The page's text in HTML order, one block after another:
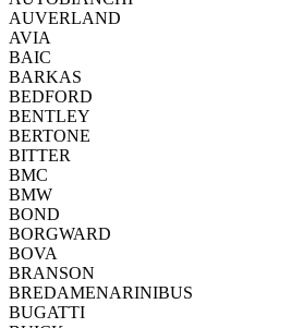
AUVERLAND
AVIA
BAIC
BARKAS
BEDFORD
BENTLEY
BERTONE
BITTER
BMC
BMW
BOND
BORGWARD
BOVA
BRANSON
BREDAMENARINIBUS
BUGATTI